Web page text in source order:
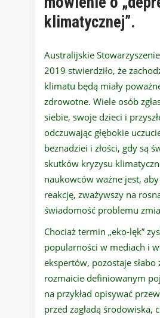
klimatycznej”.
Australijskie
2019 stwierdziło, że
klimatu będą miały
zdrowotne. Wiele osób
siebie, swoje dzieci i
odczuwając głębokie
beznadziei i złości, gdy są
skutków kryzysu
naukowców ważne jest,
reakcję, zważywszy na
świadomość problemu
Chociaż termin „eko-lęk”
popularności w mediach i
ekspertów, pozostaje
rozmaicie definiowanym
na przykład opisywać
przed zagładą środowiska,